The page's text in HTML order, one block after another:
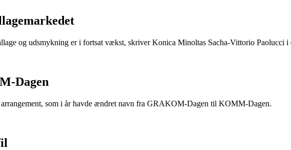
og udsmykning er i fortsat vækst, skriver Konica Minoltas Sacha-Vittorio Paolucci
Dagen
som i år havde ændret navn fra GRAKOM-Dagen til KOMM-Dagen.